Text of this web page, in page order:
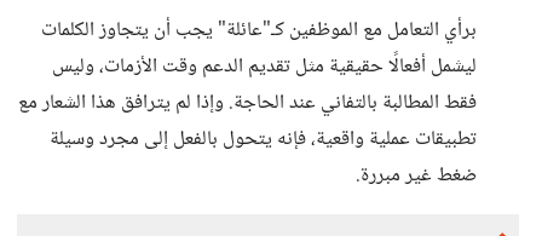
برأي التعامل مع الموظفين كـ"عائلة" يجب أن يتجاوز الكلمات
ليشمل أفعالًا حقيقية مثل تقديم الدعم وقت الأزمات، وليس
فقط المطالبة بالتفاني عند الحاجة. وإذا لم يترافق هذا الشعار مع
تطبيقات عملية واقعية، فإنه يتحول بالفعل إلى مجرد وسيلة
ضغط غير مبررة.